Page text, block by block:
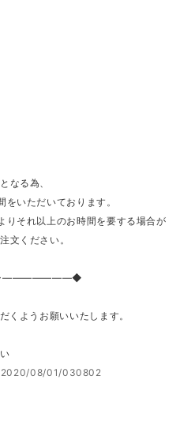
なる為、
いただいております。
りそれ以上のお時間を要する場合が
文ください。
くようお願いいたします。
08/01/030802